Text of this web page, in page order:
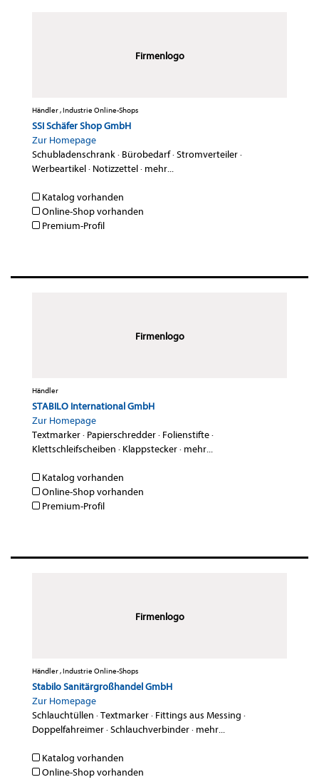
Firmenlogo
Händler , Industrie Online-Shops
SSI Schäfer Shop GmbH
Zur Homepage
Schubladenschrank· Bürobedarf·Stromverteiler·
Werbeartikel· Notizzettel· mehr...
Katalog vorhanden
Online-Shop vorhanden
Premium-Profil
Firmenlogo
Händler
STABILO International GmbH
Zur Homepage
Textmarker· Papierschredder· Folienstifte·
Klettschleifscheiben · Klappstecker· mehr...
Katalog vorhanden
Online-Shop vorhanden
Premium-Profil
Firmenlogo
Händler , Industrie Online-Shops
Stabilo Sanitärgroßhandel GmbH
Zur Homepage
Schlauchtüllen ·Textmarker· Fittings aus Messing ·
Doppelfahreimer·Schlauchverbinder· mehr...
Katalog vorhanden
Online-Shop vorhanden